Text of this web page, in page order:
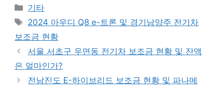
Categories
기타
Tags
2024 아우디 Q8 e-트론 및 경기남양주 전기차
보조금 현황
서울 서초구 우면동 전기차 보조금 현황 및 잔액
은 얼마인가?
전남진도 E-하이브리드 보조금 현황 및 파나메